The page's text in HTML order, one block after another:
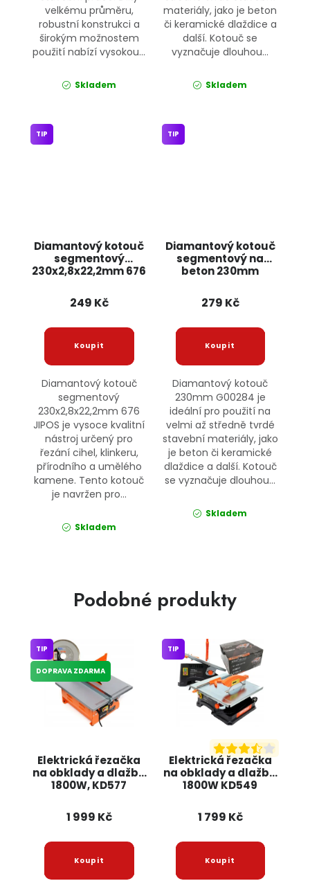
velkému průměru,
robustní konstrukci a
širokým možnostem
použití nabízí vysokou...
Skladem
materiály, jako je beton
či keramické dlaždice a
další. Kotouč se
vyznačuje dlouhou...
Skladem
Diamantový kotouč
segmentový
230x2,8x22,2mm 676
TIP
249 Kč
Diamantový kotouč
segmentový
230x2,8x22,2mm 676
JIPOS je vysoce kvalitní
nástroj určený pro
řezání cihel, klinkeru,
přírodního a umělého
kamene. Tento kotouč
je navržen pro...
Skladem
Diamantový kotouč
segmentový na
beton 230mm
TIP
279 Kč
Diamantový kotouč
230mm G00284 je
ideální pro použití na
velmi až středně tvrdé
stavební materiály, jako
je beton či keramické
dlaždice a další. Kotouč
se vyznačuje dlouhou...
Skladem
Podobné produkty
Elektrická řezačka
na obklady a dlažbu
1800W, KD577
TIP
DOPRAVA ZDARMA
1 999 Kč
Elektrická řezačka
na obklady a dlažbu
1800W KD549
TIP
1 799 Kč